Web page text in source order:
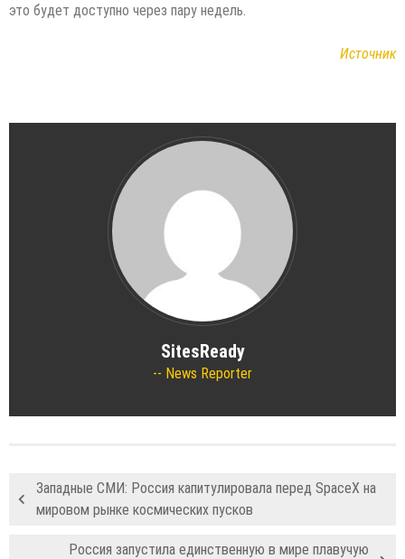
это будет доступно через пару недель.
Источник
SitesReady
News Reporter
Западные СМИ: Россия капитулировала перед SpaceX на
мировом рынке космических пусков
Россия запустила единственную в мире плавучую